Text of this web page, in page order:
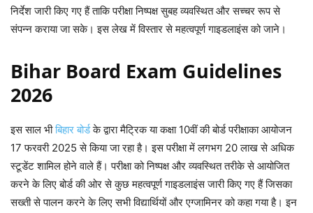
निर्देश जारी किए गए हैं ताकि परीक्षा निष्पक्ष सुबह व्यवस्थित और सच्चर रूप से
संपन्न कराया जा सके। इस लेख में विस्तार से महत्वपूर्ण गाइडलाइंस को जाने।
Bihar Board Exam Guidelines
2026
इस साल भीबिहार बोर्डके द्वारा मैट्रिक या कक्षा 10वीं की बोर्ड परीक्षाका आयोजन
17 फरवरी 2025 से किया जा रहा है। इस परीक्षा में लगभग 20 लाख से अधिक
स्टूडेंट शामिल होने वाले हैं। परीक्षा को निष्पक्ष और व्यवस्थित तरीके से आयोजित
करने के लिए बोर्ड की ओर से कुछ महत्वपूर्ण गाइडलाइंस जारी किए गए हैं जिसका
सख्ती से पालन करने के लिए सभी विद्यार्थियों और एग्जामिनर को कहा गया है। इन